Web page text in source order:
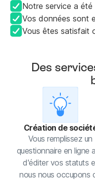
Notre service a
Vos données sont
Vous êtes satisfait
Des
Création de
Vous remplissez un
questionnaire en ligne
d'éditer vos statuts
nous nous occupons